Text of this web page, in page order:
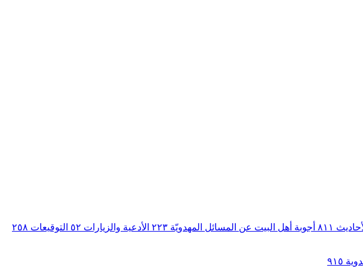
٨١١ أجوبة أهل البيت عن المسائل المهدويّة ٢٢٣ الأدعية والزيارات ٥٢ التوقيعات ٢٥٨
٩١٥